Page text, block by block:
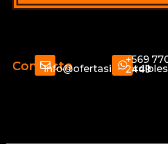
Contacto
+569
2449